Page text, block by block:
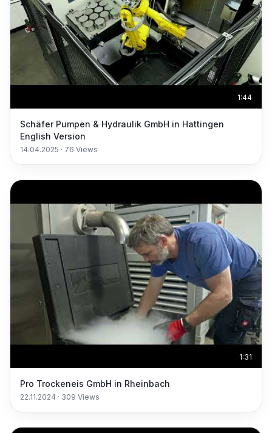
1:44
Schäfer Pumpen & Hydraulik GmbH in Hattingen
English Version
14.04.2025 · 76 Views
1:31
Pro Trockeneis GmbH in Rheinbach
22.11.2024 · 309 Views